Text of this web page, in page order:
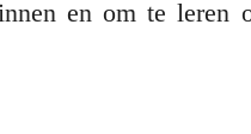
en om te leren